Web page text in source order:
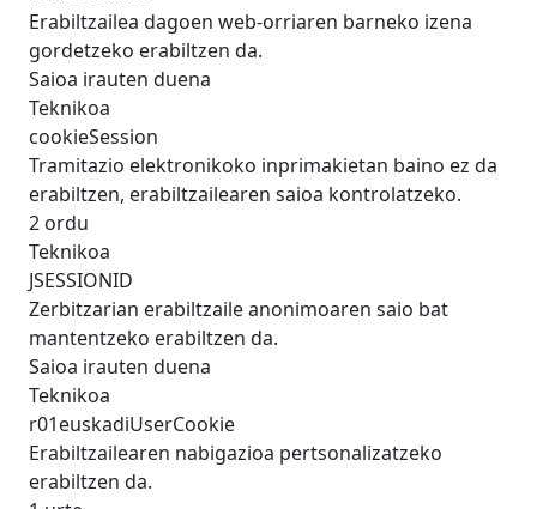
Erabiltzailea dagoen web-orriaren barneko izena
gordetzeko erabiltzen da.
Saioa irauten duena
Teknikoa
cookieSession
Tramitazio elektronikoko inprimakietan baino ez da
erabiltzen, erabiltzailearen saioa kontrolatzeko.
2 ordu
Teknikoa
JSESSIONID
Zerbitzarian erabiltzaile anonimoaren saio bat
mantentzeko erabiltzen da.
Saioa irauten duena
Teknikoa
r01euskadiUserCookie
Erabiltzailearen nabigazioa pertsonalizatzeko
erabiltzen da.